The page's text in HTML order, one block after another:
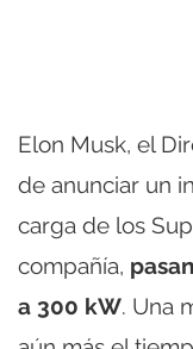
Elon Musk, el
de anunciar un
carga de los
compañía,
a 300 kW. Una